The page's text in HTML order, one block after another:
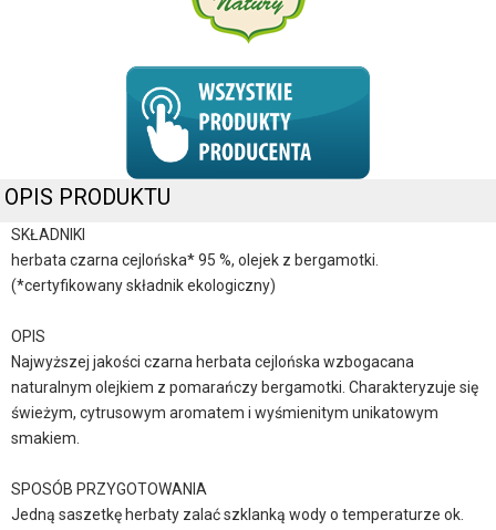
OPIS PRODUKTU
SKŁADNIKI
herbata czarna cejlońska* 95 %, olejek z bergamotki.
(*certyfikowany składnik ekologiczny)
OPIS
Najwyższej jakości czarna herbata cejlońska wzbogacana
naturalnym olejkiem z pomarańczy bergamotki. Charakteryzuje się
świeżym, cytrusowym aromatem i wyśmienitym unikatowym
smakiem.
SPOSÓB PRZYGOTOWANIA
Jedną saszetkę herbaty zalać szklanką wody o temperaturze ok.